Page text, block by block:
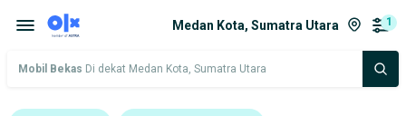
Medan Kota, Sumatra Utara 1
Mobil Bekas Di dekat Medan Kota, Sumatra Utara